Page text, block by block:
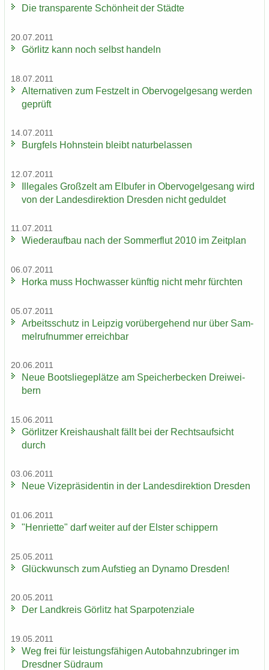
Die trans­pa­ren­te Schön­heit der Städ­te
20.07.2011
Gör­litz kann noch selbst han­deln
18.07.2011
Al­ter­na­ti­ven zum Fest­zelt in Ober­vo­gel­ge­sang wer­den
ge­prüft
14.07.2011
Burg­fels Hohn­stein bleibt na­tur­be­las­sen
12.07.2011
Il­le­ga­les Groß­zelt am Elb­ufer in Ober­vo­gel­ge­sang wird
von der Lan­des­di­rek­ti­on Dres­den nicht ge­dul­det
11.07.2011
Wie­der­auf­bau nach der Som­mer­flut 2010 im Zeit­plan
06.07.2011
Horka muss Hoch­was­ser künf­tig nicht mehr fürch­ten
05.07.2011
Ar­beits­schutz in Leip­zig vor­über­ge­hend nur über Sam­
mel­ruf­num­mer er­reich­bar
20.06.2011
Neue Boots­lie­ge­plät­ze am Spei­cher­be­cken Drei­wei­
bern
15.06.2011
Gör­lit­zer Kreis­haus­halt fällt bei der Rechts­auf­sicht
durch
03.06.2011
Neue Vi­ze­prä­si­den­tin in der Lan­des­di­rek­ti­on Dres­den
01.06.2011
"Hen­ri­et­te" darf wei­ter auf der Els­ter schip­pern
25.05.2011
Glück­wunsch zum Auf­stieg an Dy­na­mo Dres­den!
20.05.2011
Der Land­kreis Gör­litz hat Spar­po­ten­zia­le
19.05.2011
Weg frei für leis­tungs­fä­hi­gen Au­to­bahn­zu­brin­ger im
Dresd­ner Süd­raum